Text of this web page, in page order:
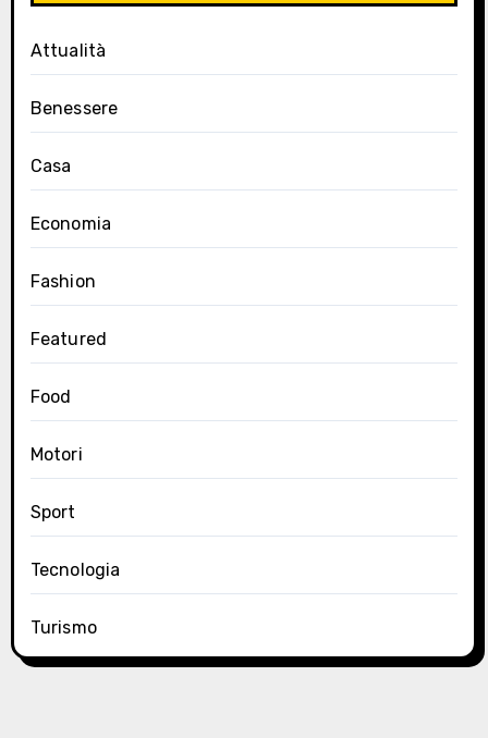
Attualità
Benessere
Casa
Economia
Fashion
Featured
Food
Motori
Sport
Tecnologia
Turismo